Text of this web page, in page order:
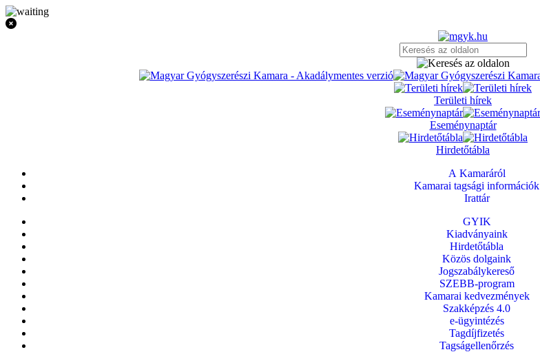
Területi hírek
Eseménynaptár
Hirdetőtábla
A Kamaráról
Kamarai tagsági információk
Irattár
GYIK
Kiadványaink
Hirdetőtábla
Közös dolgaink
Jogszabálykereső
SZEBB-program
Kamarai kedvezmények
Szakképzés 4.0
e-ügyintézés
Tagdíjfizetés
Tagságellenőrzés